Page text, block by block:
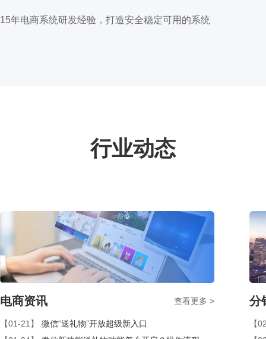
15年电商系统研发经验，打造安全稳定可用的系统
行业动态
电商资讯 查看更多 >
【01-21】
微信“送礼物”开放超级新入口
分
【